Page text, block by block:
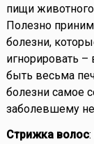
пищи
Полезно
болезни,
игнорировать –
быть весьма
болезни самое
заболевшему
Стрижка волос